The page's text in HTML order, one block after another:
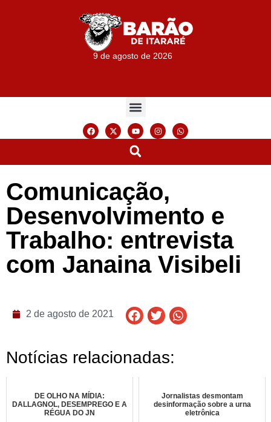
9 de agosto de 2026
Comunicação,
Desenvolvimento e
Trabalho: entrevista
com Janaina Visibeli
2 de agosto de 2021
Notícias relacionadas:
DE OLHO NA MÍDIA:
DALLAGNOL, DESEMPREGO E A
RÉGUA DO JN
Jornalistas desmontam
desinformação sobre a urna
eletrônica